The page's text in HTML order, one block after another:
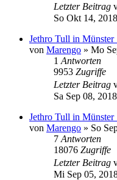
Letzter Beitrag
So Okt 14,
Jethro Tull in Münster
von Marengo » Mo
1 Antworten
9953 Zugriffe
Letzter Beitrag
Sa Sep 08,
Jethro Tull in Münster
von Marengo » So
7 Antworten
18076 Zugriffe
Letzter Beitrag
Mi Sep 05,